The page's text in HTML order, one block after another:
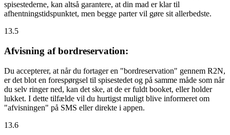
spisestederne, kan altså garantere, at din mad er klar til
afhentningstidspunktet, men begge parter vil gøre sit allerbedste.
13.5
Afvisning af bordreservation:
Du accepterer, at når du fortager en "bordreservation" gennem R2N,
er det blot en forespørgsel til spisestedet og på samme måde som når
du selv ringer ned, kan det ske, at de er fuldt booket, eller holder
lukket. I dette tilfælde vil du hurtigst muligt blive informeret om
"afvisningen" på SMS eller direkte i appen.
13.6